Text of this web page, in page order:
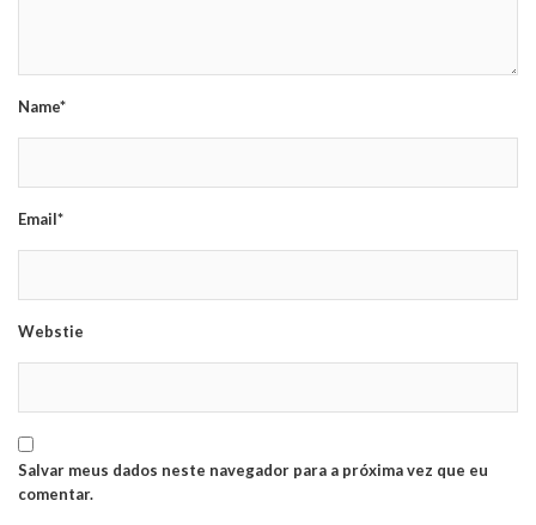
Name*
Email*
Webstie
Salvar meus dados neste navegador para a próxima vez que eu
comentar.